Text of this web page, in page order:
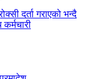
दर्ता गराएको भन्दै